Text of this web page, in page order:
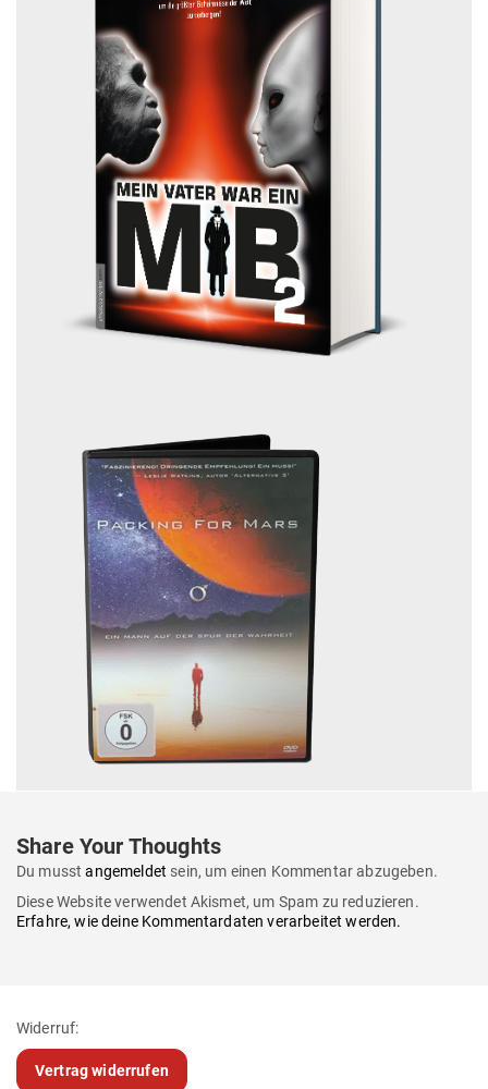
Share Your Thoughts
Du musstangemeldet sein, um einen Kommentar abzugeben.
Diese Website verwendet Akismet, um Spam zu reduzieren.
Erfahre, wie deine Kommentardaten verarbeitet werden.
Widerruf:
Vertrag widerrufen